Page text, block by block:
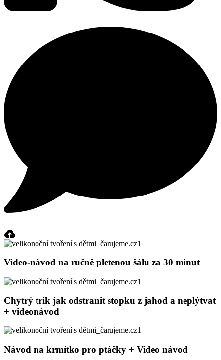
Video-návod na ručně pletenou šálu za 30 minut
Chytrý trik jak odstranit stopku z jahod a neplýtvat
+ videonávod
Návod na krmítko pro ptáčky + Video návod